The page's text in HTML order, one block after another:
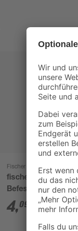
Fischer
fischer WC-
Befestigung S 8 RD
80 2 Stück
4,09